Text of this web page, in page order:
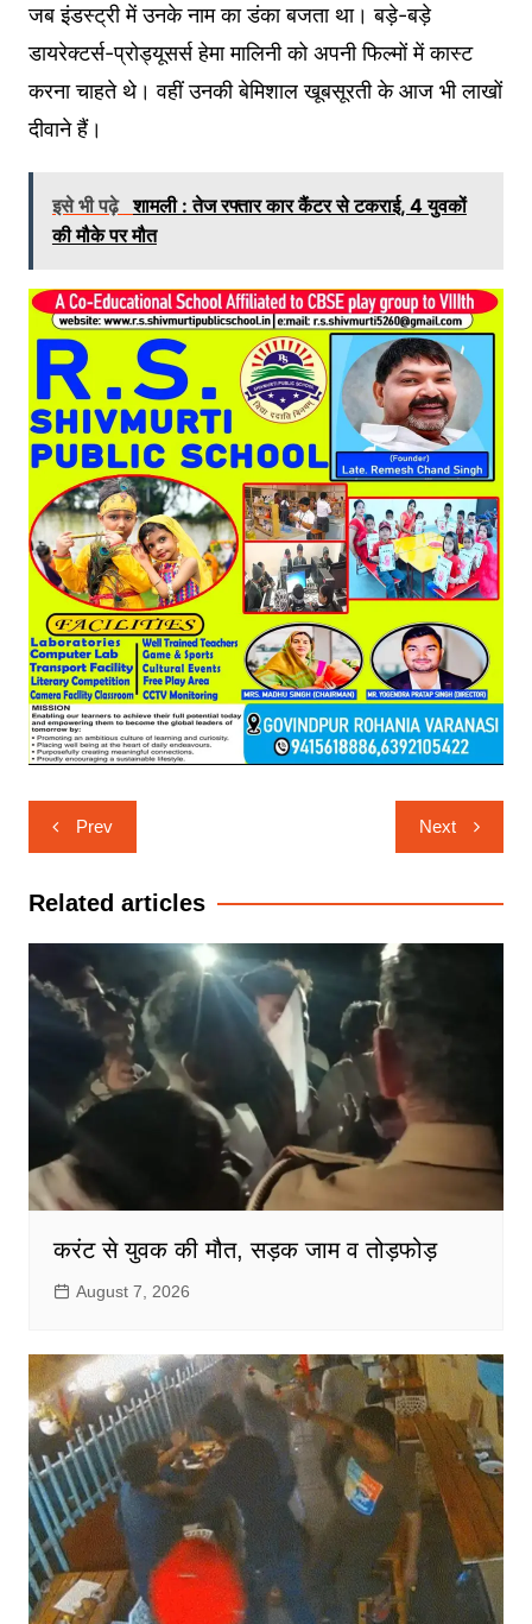
जब इंडस्ट्री में उनके नाम का डंका बजता था। बड़े-बड़े
डायरेक्टर्स-प्रोड्यूसर्स हेमा मालिनी को अपनी फिल्मों में कास्ट
करना चाहते थे। वहीं उनकी बेमिशाल खूबसूरती के आज भी लाखों
दीवाने हैं।
इसे भी पढ़े शामली : तेज रफ्तार कार कैंटर से टकराई, 4 युवकों
की मौके पर मौत
Post
navigation
Prev Next
Related articles
करंट से युवक की मौत, सड़क जाम व तोड़फोड़
August 7, 2026